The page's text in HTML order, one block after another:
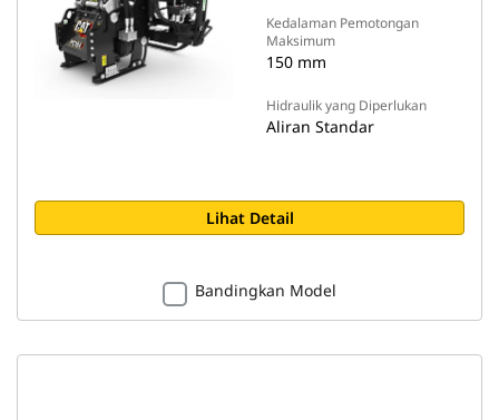
Kedalaman Pemotongan
Maksimum
150 mm
Hidraulik yang Diperlukan
Aliran Standar
Lihat Detail
Bandingkan Model